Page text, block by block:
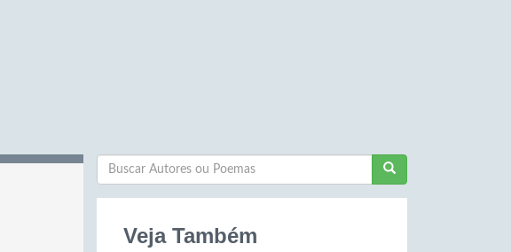
Veja Também